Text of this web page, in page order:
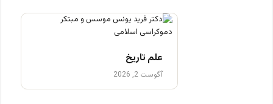
علم تاریخ
آگوست 2, 2026